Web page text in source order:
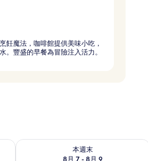
飪魔法，咖啡館提供美味小吃，
。豐盛的早餐為冒險注入活力。
本週末
8月 7 - 8月 9
查看本週末 (8月 7 - 8月 9) 的供應情況